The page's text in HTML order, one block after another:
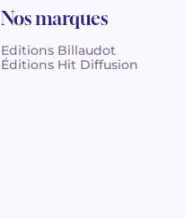
Nos marques
Editions Billaudot
Éditions Hit Diffusion